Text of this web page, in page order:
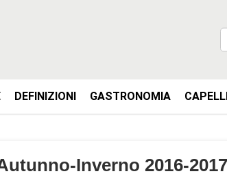
DEFINIZIONI GASTRONOMIA
Inverno 2016-2017